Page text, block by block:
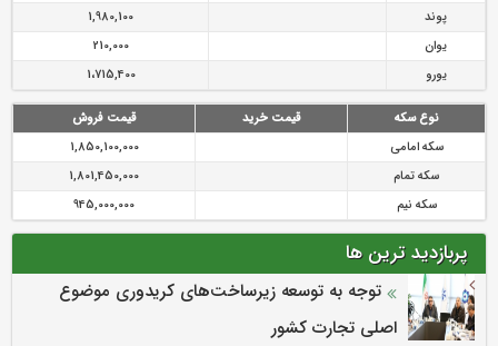
پوند
1,980,100
یوان
210,000
یورو
1،715,400
نوع سکه قیمت خرید
قیمت فروش
سکه امامی
1,850,100,000
سکه تمام
1,801,450,000
سکه نیم
945,000,000
پربازدید ترین ها
توجه به توسعه زیرساخت‌های کریدوری موضوع
اصلی تجارت کشور